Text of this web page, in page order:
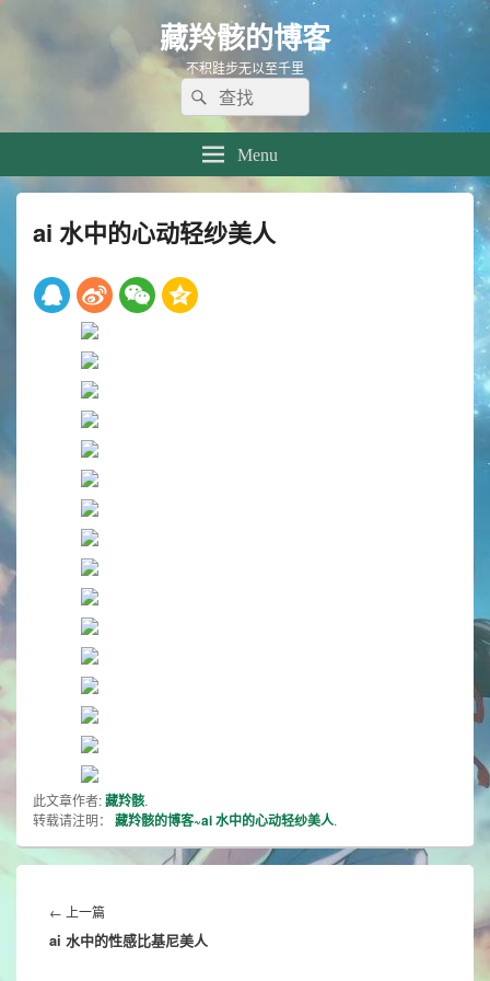
藏羚骸的博客
不积跬步无以至千里
Search
for:
Search
Menu
ai 水中的心动轻纱美人
此文章作者:藏羚骸.
转载请注明： 藏羚骸的博客~ai 水中的心动轻纱美人.
章
导
← 上一篇Previous
post:
ai 水中的性感比基尼美人